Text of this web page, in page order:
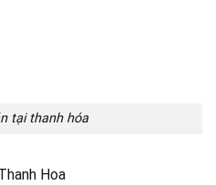
tại thanh hóa
Hoa